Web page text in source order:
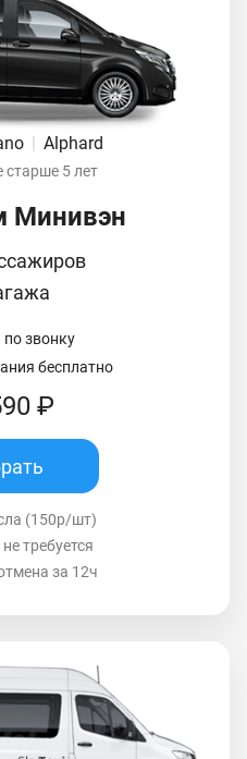
Alphard
5 лет
Минивэн
по звонку
бесплатно
₽
(150р/шт)
требуется
за 12ч